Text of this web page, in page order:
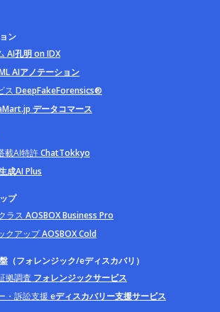
ン
AI孔明 on IDX
AIアノテーション
ス DeepFakeForensics®
データコマース
載AI特許ChatTokkyo
成AI Plus
プ
ラス AOSBOX Business Pro
クアップAOSBOX Cold
（フォレンジック/eディスカバリ）
拠調査 フォレンジックサービス
・訴訟支援 eディスカバリー支援サービス